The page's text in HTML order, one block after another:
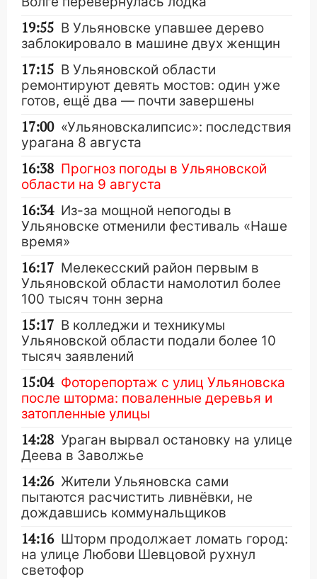
19:55 В Ульяновске упавшее дерево
заблокировало в машине двух женщин
17:15 В Ульяновской области
ремонтируют девять мостов: один уже
готов, ещё два — почти завершены
17:00 «Ульяновскалипсис»: последствия
урагана 8 августа
16:38 Прогноз погоды в Ульяновской
области на 9 августа
16:34 Из-за мощной непогоды в
Ульяновске отменили фестиваль «Наше
время»
16:17 Мелекесский район первым в
Ульяновской области намолотил более
100 тысяч тонн зерна
15:17 В колледжи и техникумы
Ульяновской области подали более 10
тысяч заявлений
15:04 Фоторепортаж с улиц Ульяновска
после шторма: поваленные деревья и
затопленные улицы
14:28 Ураган вырвал остановку на улице
Деева в Заволжье
14:26 Жители Ульяновска сами
пытаются расчистить ливнёвки, не
дождавшись коммунальщиков
14:16 Шторм продолжает ломать город:
на улице Любови Шевцовой рухнул
светофор